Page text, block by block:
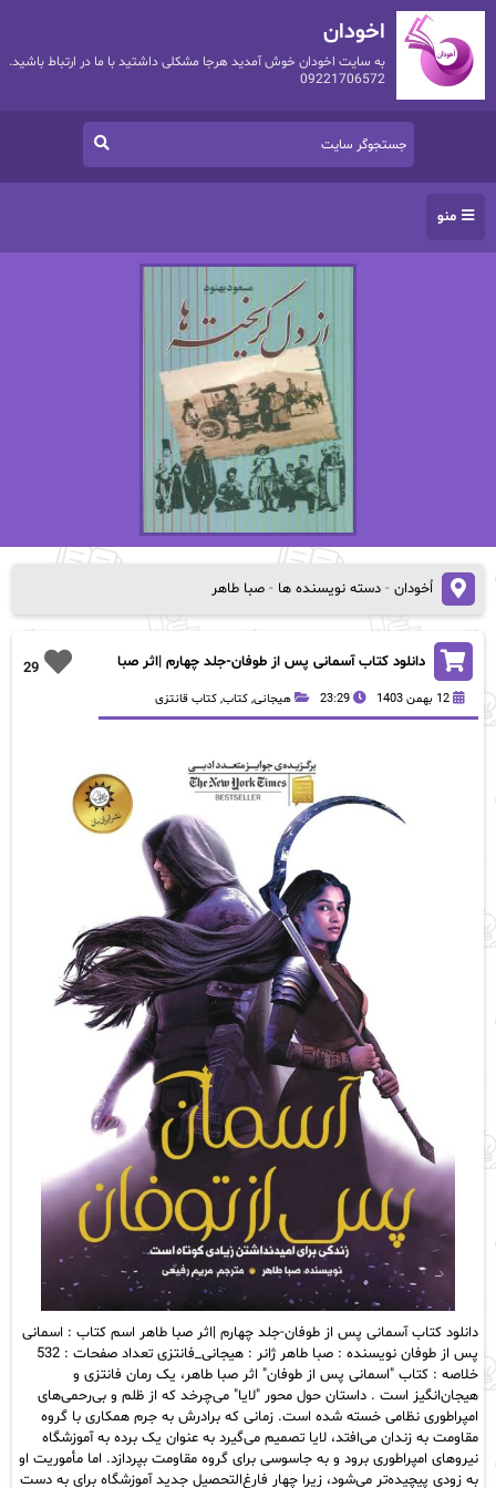
اخودان
به سایت اخودان خوش آمدید هرجا مشکلی داشتید با ما در ارتباط باشید.
09221706572
منو
اُخودان- دسته نویسنده ها - صبا طاهر
29
دانلود کتاب آسمانی پس از طوفان-جلد چهارم |اثر صبا
12 بهمن 1403 23:29 هیجانی, کتاب, کتاب قانتزی
دانلود کتاب آسمانی پس از طوفان-جلد چهارم |اثر صبا طاهر اسم کتاب : اسمانی
پس از طوفان نویسنده : صبا طاهر ژانر : هیجانی_فانتزی تعداد صفحات : 532
خلاصه : کتاب "اسمانی پس از طوفان" اثر صبا طاهر، یک رمان فانتزی و
هیجان‌انگیز است . داستان حول محور "لایا" می‌چرخد که از ظلم و بی‌رحمی‌های
امپراطوری نظامی خسته شده است. زمانی که برادرش به جرم همکاری با گروه
مقاومت به زندان می‌افتد، لایا تصمیم می‌گیرد به عنوان یک برده به آموزشگاه
نیروهای امپراطوری برود و به جاسوسی برای گروه مقاومت بپردازد. اما مأموریت او
به زودی پیچیده‌تر می‌شود، زیرا چهار فارغ‌التحصیل جدید آموزشگاه برای به دست